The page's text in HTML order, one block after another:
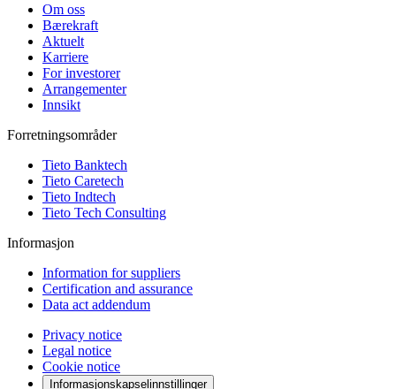
Om oss
Bærekraft
Aktuelt
Karriere
For investorer
Arrangementer
Innsikt
Forretningsområder
Tieto Banktech
Tieto Caretech
Tieto Indtech
Tieto Tech Consulting
Informasjon
Information for suppliers
Certification and assurance
Data act addendum
Privacy notice
Legal notice
Cookie notice
Informasjonskapselinnstillinger